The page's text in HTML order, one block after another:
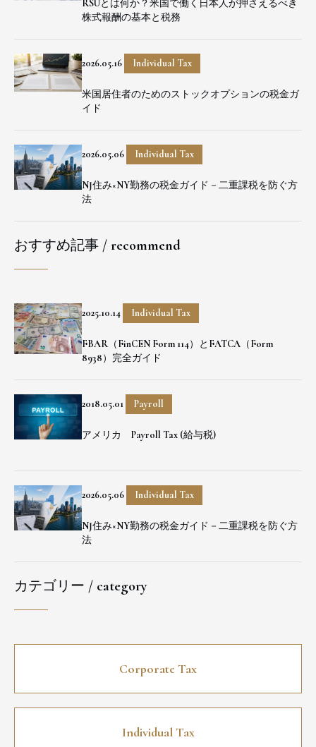
RSUとは何か？米国で働く日本人が押さえるべき
株式報酬の基本と税務
2026.05.16 Individual Tax
米国居住者のためのストックオプションの税金ガ
イド
2026.05.06 Individual Tax
NJ住み×NY勤務の税金ガイド－二重課税を防ぐ方
法
おすすめ記事 / recommend
2025.10.14 Individual Tax
FBAR（FinCEN Form 114）とFATCA（Form
8938）完全ガイド
2018.05.01 Payroll
アメリカ Payroll Tax (給与税)
2026.05.06 Individual Tax
NJ住み×NY勤務の税金ガイド－二重課税を防ぐ方
法
カテゴリー / category
Corporate Tax
Individual Tax